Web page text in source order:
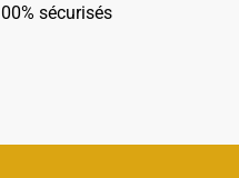
sécurisés